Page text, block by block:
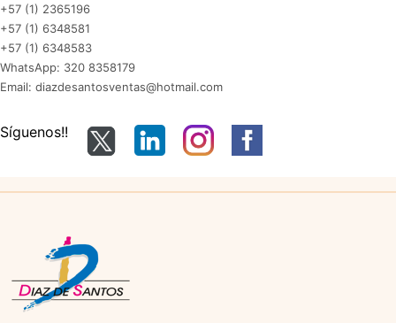
+57 (1) 2365196
+57 (1) 6348581
+57 (1) 6348583
WhatsApp: 320 8358179
Email: diazdesantosventas@hotmail.com
Síguenos!!